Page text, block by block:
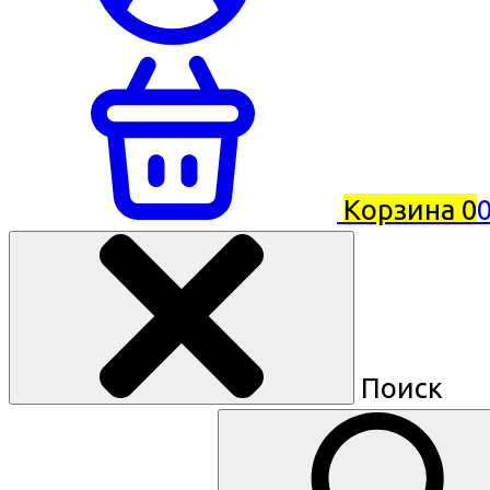
Корзина 0
Поиск